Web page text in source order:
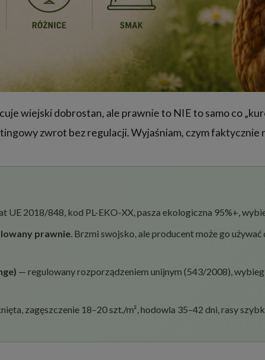
wiejski dobrostan, ale prawnie to NIE to samo co
zwrot bez regulacji. Wyjaśniam, czym faktycznie
UE 2018/848, kod PL-EKO-XX, pasza ekologiczna 95%+,
prawnie. Brzmi swojsko, ale producent może go
— regulowany rozporządzeniem unijnym (543/2008), wybieg
zagęszczenie 18–20 szt./m², hodowla 35–42 dni, rasy